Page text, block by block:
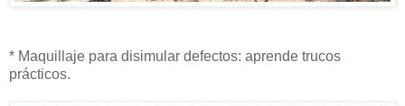
* Maquillaje para disimular defectos: aprende trucos
prácticos.